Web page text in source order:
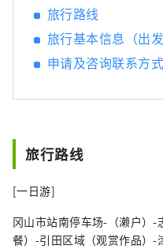
https://
方巡演
旅行路线
旅行基本信息（出
申请及咨询联系方式
旅行路线
[一日游]
冈山市站南停车场-（濑户）
餐）-引田区域（观赏作品）